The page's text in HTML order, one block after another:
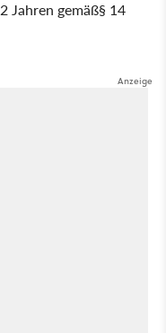
Jahren gemäß§ 14